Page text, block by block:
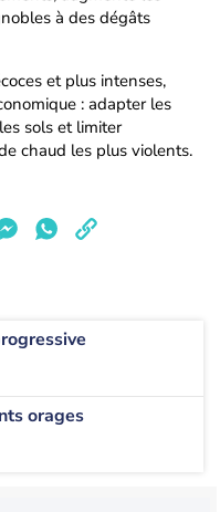
à des dégâts
et plus intenses,
: adapter les
sols et limiter
chaud les plus violents.
orages